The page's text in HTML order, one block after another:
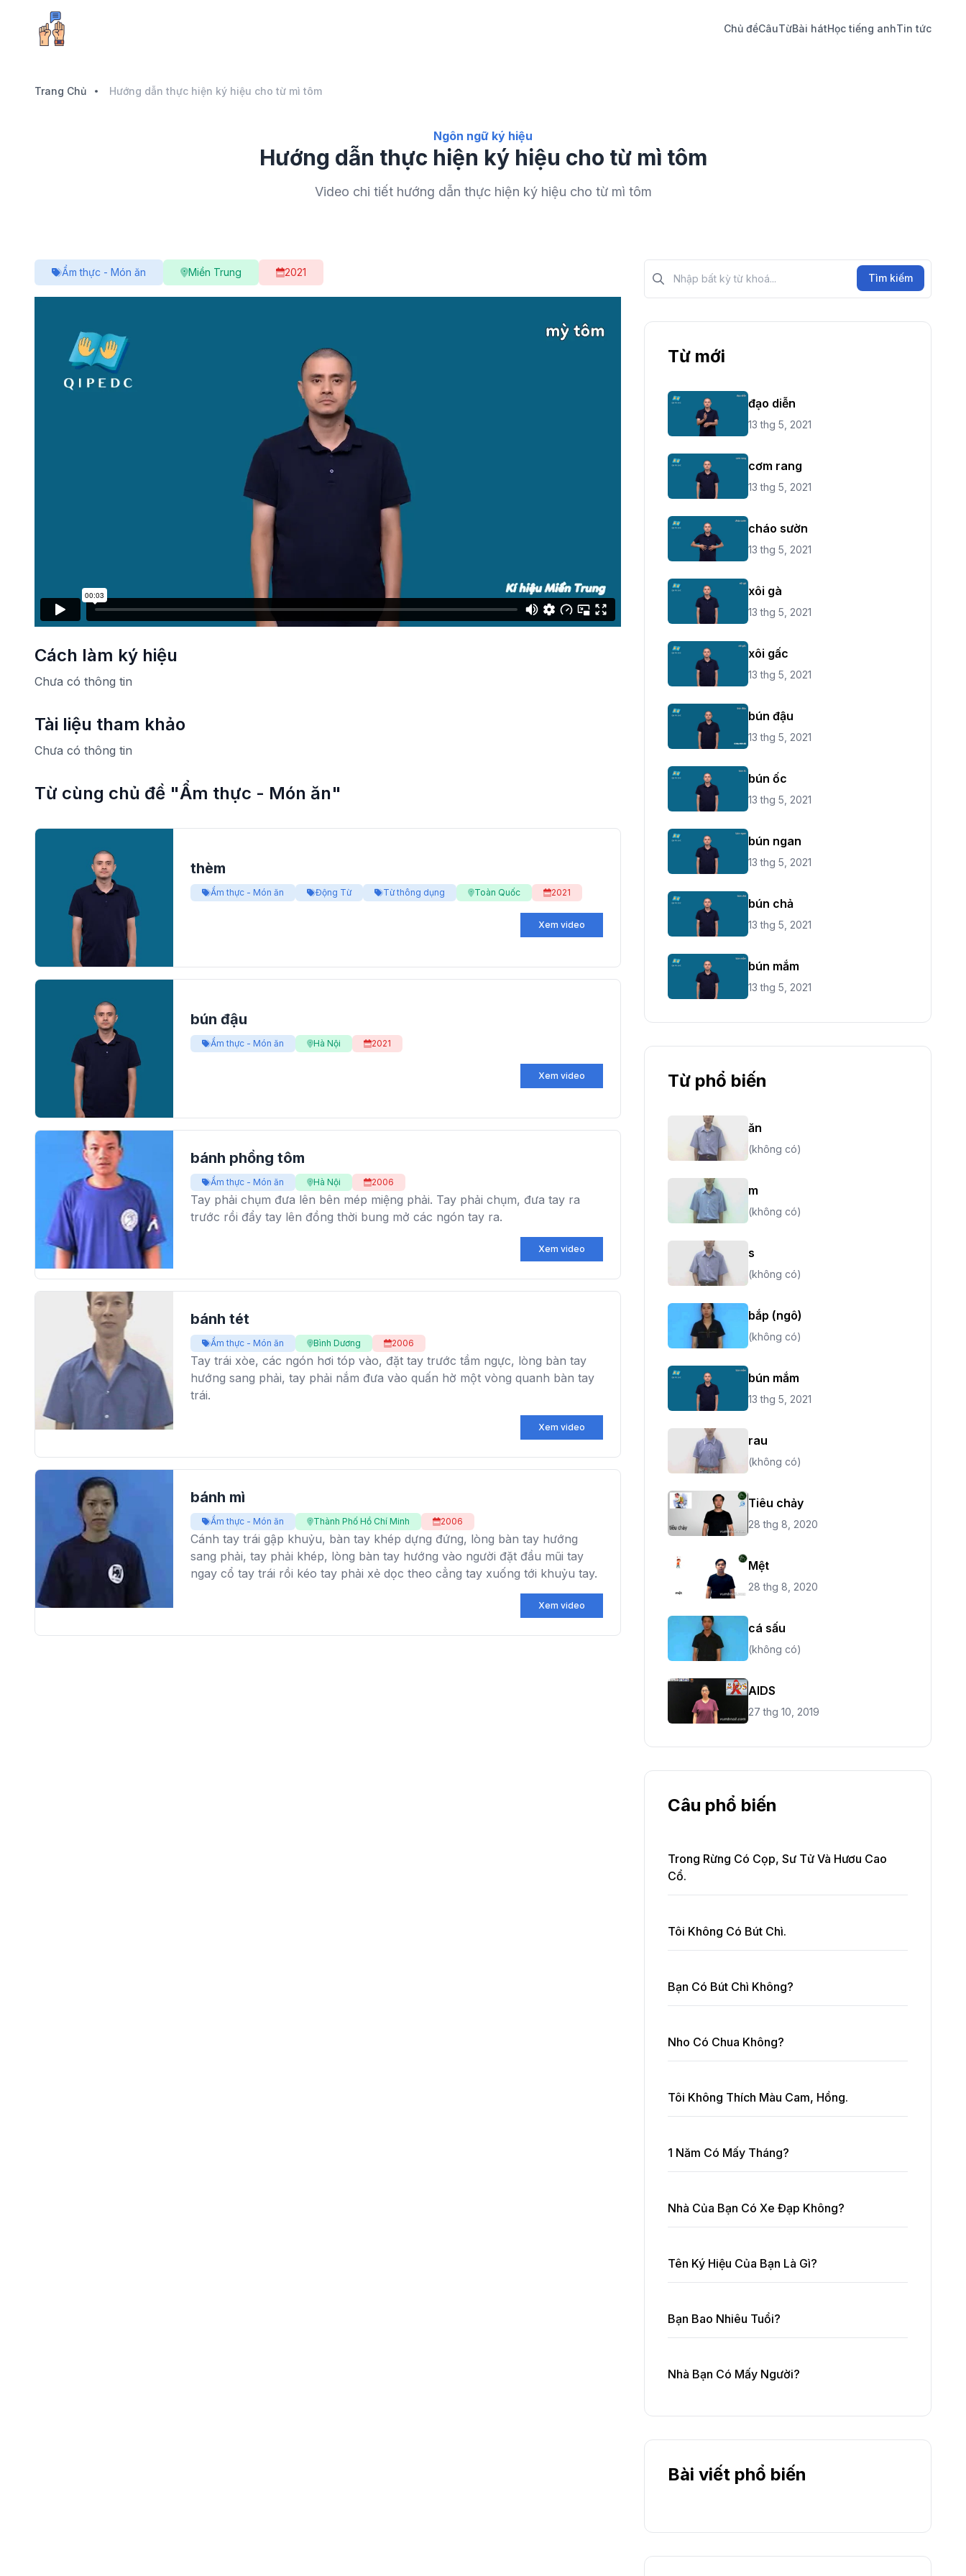
Chủ đềCâuTừBài hátHọc tiếng anhTin tức
Trang Chủ Hướng dẫn thực hiện ký hiệu cho từ mì tôm
Ngôn ngữ ký hiệu
Hướng dẫn thực hiện ký hiệu cho từ mì tôm
Video chi tiết hướng dẫn thực hiện ký hiệu cho từ mì tôm
Ẩm thực - Món ăn Miền Trung 2021
Cách làm ký hiệu
Chưa có thông tin
Tài liệu tham khảo
Chưa có thông tin
Từ cùng chủ đề "Ẩm thực - Món ăn"
thèm
Ẩm thực - Món ăn Động Từ Từ thông dụng Toàn Quốc 2021
Xem video
bún đậu
Ẩm thực - Món ăn Hà Nội 2021
Xem video
bánh phồng tôm
Ẩm thực - Món ăn Hà Nội 2006
Tay phải chụm đưa lên bên mép miệng phải. Tay phải chụm, đưa tay ra
trước rồi đẩy tay lên đồng thời bung mở các ngón tay ra.
Xem video
bánh tét
Ẩm thực - Món ăn Bình Dương 2006
Tay trái xòe, các ngón hơi tóp vào, đặt tay trước tầm ngực, lòng bàn tay
hướng sang phải, tay phải nắm đưa vào quấn hờ một vòng quanh bàn tay
trái.
Xem video
bánh mì
Ẩm thực - Món ăn Thành Phố Hồ Chí Minh 2006
Cánh tay trái gập khuỷu, bàn tay khép dựng đứng, lòng bàn tay hướng
sang phải, tay phải khép, lòng bàn tay hướng vào người đặt đầu mũi tay
ngay cổ tay trái rồi kéo tay phải xẻ dọc theo cẳng tay xuống tới khuỷu tay.
Xem video
Tìm kiếm?>
Tìm kiếm
Từ mới
đạo diễn
13 thg 5, 2021
cơm rang
13 thg 5, 2021
cháo sườn
13 thg 5, 2021
xôi gà
13 thg 5, 2021
xôi gấc
13 thg 5, 2021
bún đậu
13 thg 5, 2021
bún ốc
13 thg 5, 2021
bún ngan
13 thg 5, 2021
bún chả
13 thg 5, 2021
bún mắm
13 thg 5, 2021
Từ phổ biến
ăn
(không có)
m
(không có)
s
(không có)
bắp (ngô)
(không có)
bún mắm
13 thg 5, 2021
rau
(không có)
Tiêu chảy
28 thg 8, 2020
Mệt
28 thg 8, 2020
cá sấu
(không có)
AIDS
27 thg 10, 2019
Câu phổ biến
Trong Rừng Có Cọp, Sư Tử Và Hươu Cao
Cổ.
Tôi Không Có Bút Chì.
Bạn Có Bút Chì Không?
Nho Có Chua Không?
Tôi Không Thích Màu Cam, Hồng.
1 Năm Có Mấy Tháng?
Nhà Của Bạn Có Xe Đạp Không?
Tên Ký Hiệu Của Bạn Là Gì?
Bạn Bao Nhiêu Tuổi?
Nhà Bạn Có Mấy Người?
Bài viết phổ biến